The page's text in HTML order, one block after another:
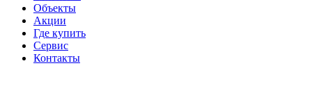
Объекты
Акции
Где купить
Сервис
Контакты